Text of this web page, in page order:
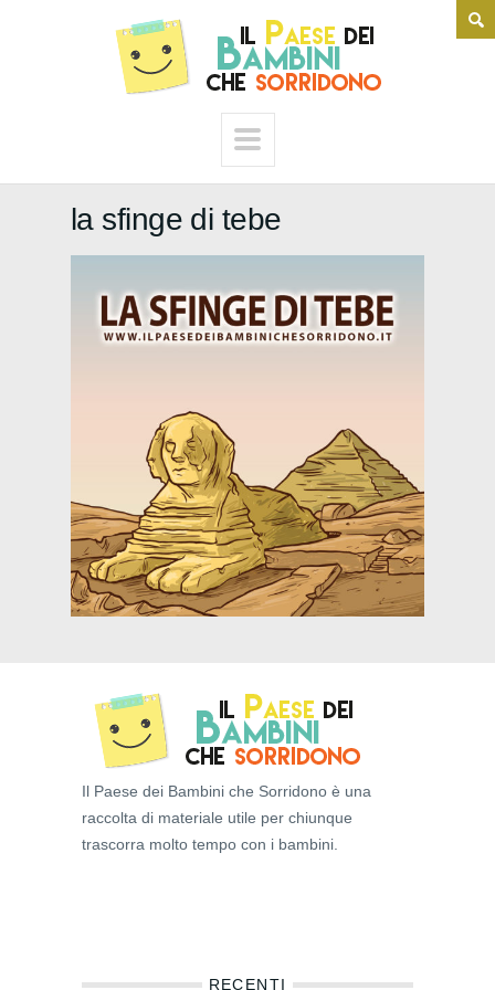
la sfinge di tebe
Il Paese dei Bambini che Sorridono è una
raccolta di materiale utile per chiunque
trascorra molto tempo con i bambini.
RECENTI